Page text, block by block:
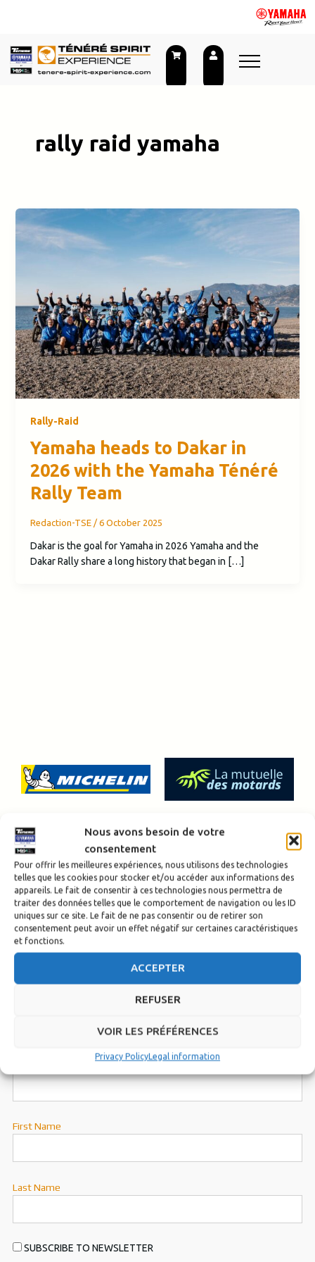
Nous avons besoin de votre
consentement
Pour offrir les meilleures expériences, nous utilisons des technologies
telles que les cookies pour stocker et/ou accéder aux informations des
appareils. Le fait de consentir à ces technologies nous permettra de
traiter des données telles que le comportement de navigation ou les ID
uniques sur ce site. Le fait de ne pas consentir ou de retirer son
consentement peut avoir un effet négatif sur certaines caractéristiques
et fonctions.
ACCEPTER
REFUSER
VOIR LES PRÉFÉRENCES
Privacy PolicyLegal information
rally raid yamaha
Rally-Raid
Yamaha heads to Dakar in
2026 with the Yamaha Ténéré
Rally Team
Redaction-TSE / 6 October 2025
Dakar is the goal for Yamaha in 2026 Yamaha and the
Dakar Rally share a long history that began in […]
Subscribe to our newsletter
First Name
Last Name
SUBSCRIBE TO NEWSLETTER